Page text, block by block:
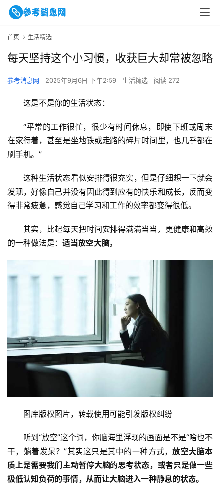
首页 生活精选
每天坚持这个小习惯，收获巨大却常被忽略
参考消息网 2025年9月6日 下午2:59 生活精选 阅读 272
这是不是你的生活状态：
“平常的工作很忙，很少有时间休息，即使下班或周末
在家待着，甚至是坐地铁或走路的碎片时间里，也几乎都在
刷手机。”
这种生活状态看似安排得很充实，但是仔细想一下就会
发现，好像自己并没有因此得到应有的快乐和成长，反而变
得非常疲惫，感觉自己学习和工作的效率都变得很低。
其实，比起每天把时间安排得满满当当，更健康和高效
的一种做法是： 适当放空大脑。
图库版权图片，转载使用可能引发版权纠纷
听到“放空”这个词，你脑海里浮现的画面是不是“啥也不
干，躺着发呆？”其实这只是其中的一种方式，放空大脑本
质上是需要我们主动暂停大脑的思考状态，或者只是做一些
极低认知负荷的事情，从而让大脑进入一种静息的状态。